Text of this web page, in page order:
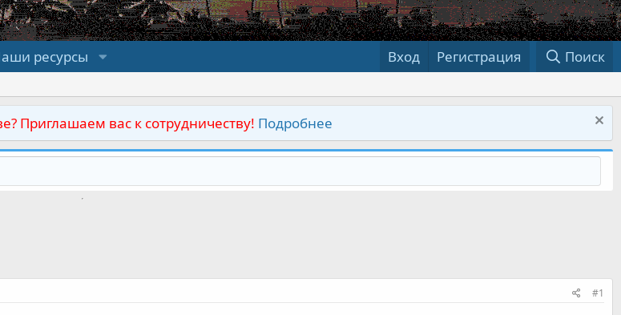
ресурсы Вход Регистрация Поиск
Приглашаем вас к сотрудничеству! Подробнее
#1